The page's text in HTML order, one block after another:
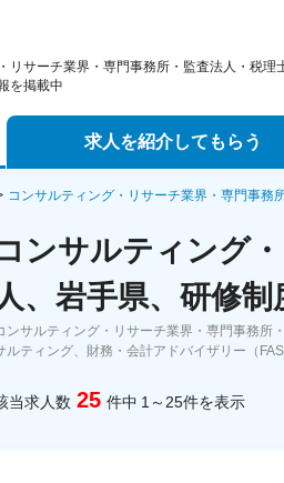
リサーチ業界・専門事務所・監査法人・税理
を掲載中
求人を紹介してもらう
エージェントサービス
スカウトサービス
パートナーエージェントサービス
コンサルティング・リサーチ業界・専門事務
ンサルティング
、岩手県、研修
ンサルティング・リサーチ業界・専門事務所
ルティング、財務・会計アドバイザリー（
当求人数 25 件中 1～25件を表示